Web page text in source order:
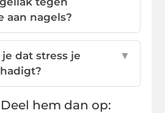
aan nagels?
dat stress je
▼
hem dan op: